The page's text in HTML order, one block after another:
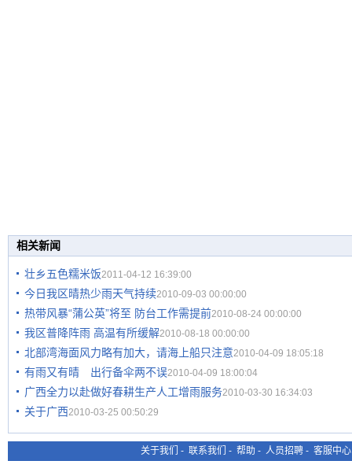
相关新闻
壮乡五色糯米饭2011-04-12 16:39:00
今日我区晴热少雨天气持续2010-09-03 00:00:00
热带风暴“蒲公英”将至 防台工作需提前2010-08-24 00:00:00
我区普降阵雨 高温有所缓解2010-08-18 00:00:00
北部湾海面风力略有加大，请海上船只注意2010-04-09 18:05:18
有雨又有晴 出行备伞两不误2010-04-09 18:00:04
广西全力以赴做好春耕生产人工增雨服务2010-03-30 16:34:03
关于广西2010-03-25 00:50:29
关于我们 - 联系我们 - 帮助 - 人员招聘 - 客服中心